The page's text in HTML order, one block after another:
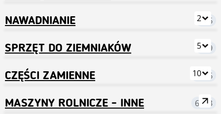
NAWADNIANIE 526
2
SPRZĘT DO ZIEMNIAKÓW 719
5
CZĘŚCI ZAMIENNE 7506
10
MASZYNY ROLNICZE - INNE 6513